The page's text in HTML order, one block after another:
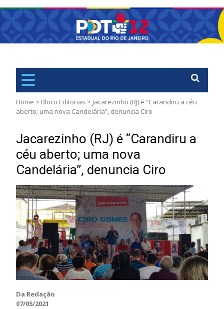
Home > Bloco Editorias > Jacarezinho (RJ) é “Carandiru a céu
aberto; uma nova Candelária”, denuncia Ciro
Jacarezinho (RJ) é “Carandiru a
céu aberto; uma nova
Candelária”, denuncia Ciro
Da Redação
07/05/2021